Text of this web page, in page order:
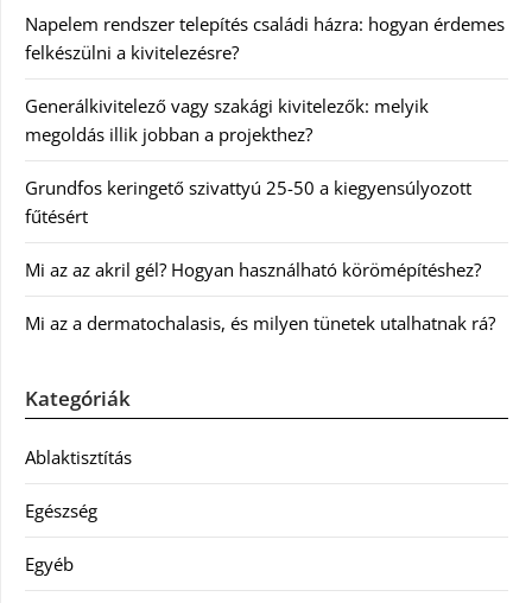
Napelem rendszer telepítés családi házra: hogyan érdemes
felkészülni a kivitelezésre?
Generálkivitelező vagy szakági kivitelezők: melyik
megoldás illik jobban a projekthez?
Grundfos keringető szivattyú 25-50 a kiegyensúlyozott
fűtésért
Mi az az akril gél? Hogyan használható körömépítéshez?
Mi az a dermatochalasis, és milyen tünetek utalhatnak rá?
Kategóriák
Ablaktisztítás
Egészség
Egyéb